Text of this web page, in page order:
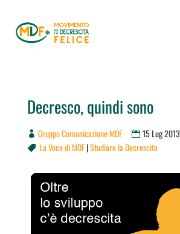
Decresco, quindi sono
Gruppo Comunicazione MDF 15 Lug 2013
 La Voce di MDF|Studiare la Decrescita